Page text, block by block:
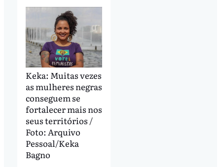
Keka: Muitas vezes
as mulheres negras
conseguem se
fortalecer mais nos
seus territórios /
Foto: Arquivo
Pessoal/Keka
Bagno